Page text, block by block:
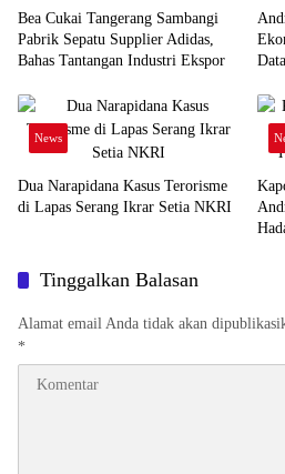
Bea Cukai Tangerang Sambangi
Pabrik Sepatu Supplier Adidas,
Bahas Tantangan Industri Ekspor
News
Dua Narapidana Kasus Terorisme
di Lapas Serang Ikrar Setia NKRI
Tinggalkan Balasan
Alamat email Anda tidak akan
*